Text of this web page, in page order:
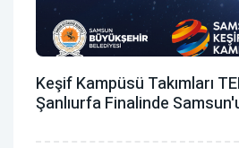
Keşif Kampüsü Takımları
Şanlıurfa Finalinde